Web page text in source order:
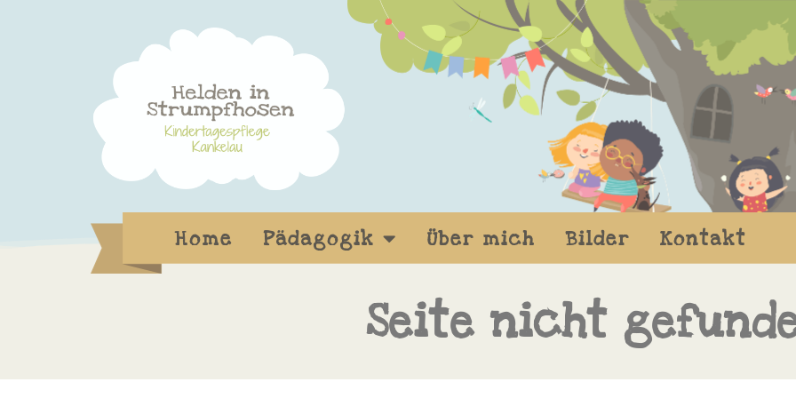
Home Pädagogik Über mich Bilder Kontakt
Seite nicht